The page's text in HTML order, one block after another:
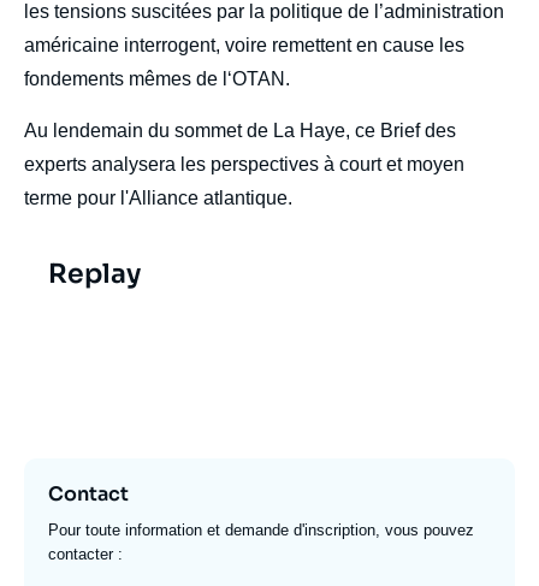
les tensions suscitées par la politique de l’administration
américaine interrogent, voire remettent en cause les
fondements mêmes de l‘OTAN.
Au lendemain du sommet de La Haye, ce Brief des
experts analysera les perspectives à court et moyen
terme pour l'Alliance atlantique.
Replay
Contact
Pour toute information et demande d'inscription, vous pouvez
contacter :